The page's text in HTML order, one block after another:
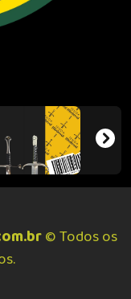
© Todos os